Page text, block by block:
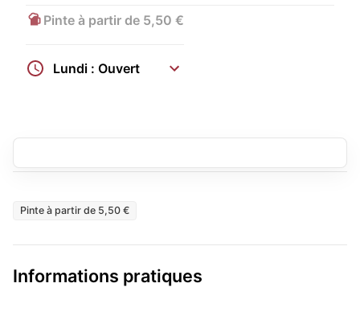
Pinte à partir de 5,50 €
Lundi : Ouvert
Pinte à partir de 5,50 €
Informations pratiques